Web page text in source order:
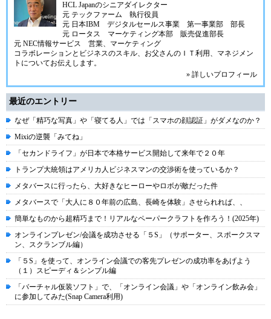
HCL Japanのシニアダイレクター
元 テックファーム 執行役員
元 日本IBM デジタルセールス事業 第一事業部 部長
元 ロータス マーケティング本部 販売促進部長
元 NEC情報サービス 営業、マーケティング
コラボレーションとビジネスのスキル、お父さんのＩＴ利用、マネジメン
トについてお伝えします。
» 詳しいプロフィール
最近のエントリー
なぜ「精巧な写真」や「寝てる人」では「スマホの顔認証」がダメなのか？
Mixiの逆襲「みてね」
「セカンドライフ」が日本で本格サービス開始して来年で２０年
トランプ大統領はアメリカ人ビジネスマンの交渉術を使っているか？
メタバースに行ったら、大好きなヒーローやロボが敵だった件
メタバースで「大人に８０年前の広島、長崎を体験」させられれば、、
簡単なものから超精巧まで！リアルなペーパークラフトを作ろう！(2025年)
オンラインプレゼン/会議を成功させる「５S」（サポーター、スポークスマ
ン、スクランブル編）
「５S」を使って、オンライン会議での客先プレゼンの成功率をあげよう
（１）スピーディ＆シンプル編
「バーチャル仮装ソフト」で、「オンライン会議」や「オンライン飲み会」
に参加してみた(Snap Camera利用)